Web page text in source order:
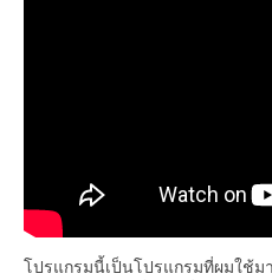
โปรแกรมนี้เป็นโปรแกรมที่ผมใช้ม